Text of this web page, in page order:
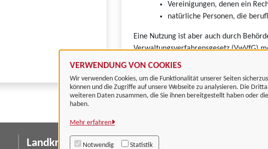
VERWENDUNG VON COOKIES
Wir verwenden Cookies, um die Funktionalität unserer Seiten
können und die Zugriffe auf unsere Webseite zu analysieren. Die
weiteren Daten zusammen, die Sie ihnen bereitgestellt haben oder
haben.
Mehr erfahren
Notwendig Statistik
Vereinigungen, denen ein
natürliche Personen, die
Eine Nutzung ist aber auch durch
Verwaltungsverfahrensgesetz (VwVfG)
Landkreis Göttingen